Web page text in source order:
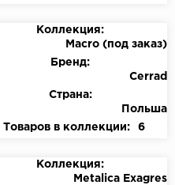
Коллекция:
Macro (под заказ)
Бренд:
Cerrad
Страна:
Польша
Товаров в коллекции:
6
Коллекция:
Metalica Exagres